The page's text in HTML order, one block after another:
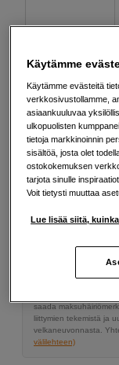
149 EUR
Tarjous voimassa
Maksa Svea-
Avausmaksu 5
saada
liittymien tekemistä ja
velkaneuvonnasta.
välilehteen)
Käytämme
Käytämme evästeitä
verkkosivustollamme,
asiaankuuluvaa
ulkopuolisten
tietoja markkinoinnin
sisältöä, josta olet
ostokokemuksen
tarjota sinulle
Voit tietysti muuttaa
Lue lisää siitä,